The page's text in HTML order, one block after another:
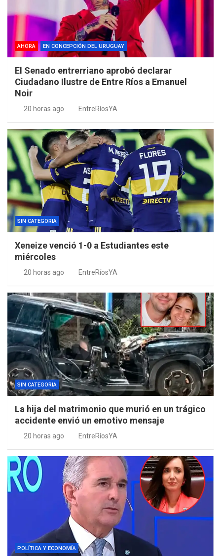
AHORA EN CONCEPCIÓN DEL URUGUAY
El Senado entrerriano aprobó declarar
Ciudadano Ilustre de Entre Ríos a Emanuel
Noir
20 horas ago EntreRíosYA
SIN CATEGORIA
Xeneize venció 1-0 a Estudiantes este
miércoles
20 horas ago EntreRíosYA
SIN CATEGORIA
La hija del matrimonio que murió en un trágico
accidente envió un emotivo mensaje
20 horas ago EntreRíosYA
POLÍTICA Y ECONOMÍA